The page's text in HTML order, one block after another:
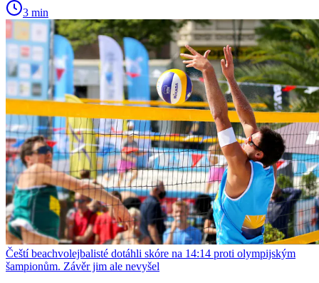
3 min
Čeští beachvolejbalisté dotáhli skóre na 14:14 proti olympijským
šampionům. Závěr jim ale nevyšel